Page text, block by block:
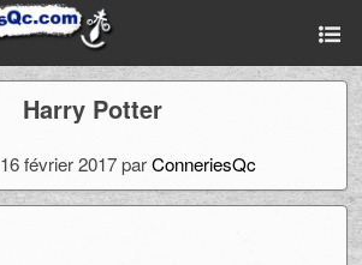
Harry Potter
février 2017 parConneriesQc